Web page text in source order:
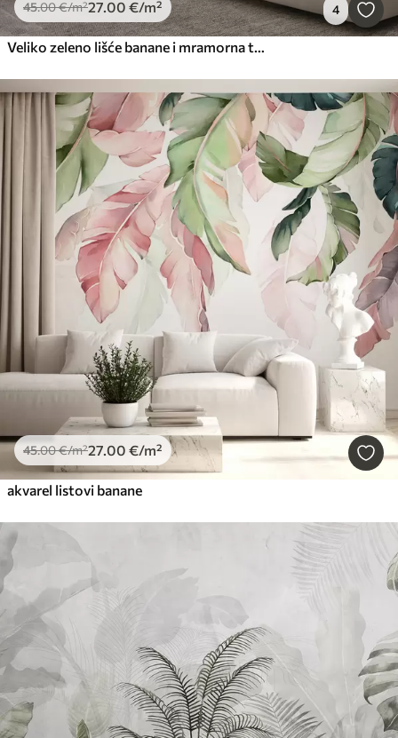
45.00€/m²27.00 €/m² 4
Veliko zeleno lišće banane i mramorna tekstura
45.00€/m²27.00 €/m²
akvarel listovi banane